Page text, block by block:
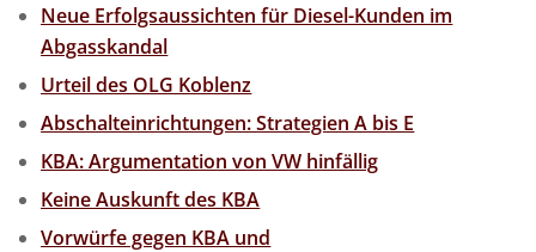
Neue Erfolgsaussichten für Diesel-Kunden im
Abgasskandal
Urteil des OLG Koblenz
Abschalteinrichtungen: Strategien A bis E
KBA: Argumentation von VW hinfällig
Keine Auskunft des KBA
Vorwürfe gegen KBA und